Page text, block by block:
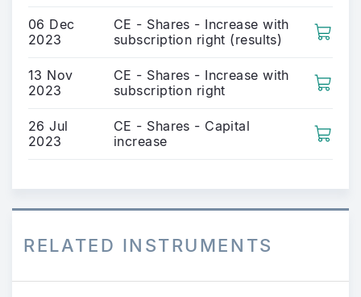
06 Dec
2023
CE - Shares - Increase with
subscription right (results)
13 Nov
2023
CE - Shares - Increase with
subscription right
26 Jul
2023
CE - Shares - Capital
increase
RELATED INSTRUMENTS